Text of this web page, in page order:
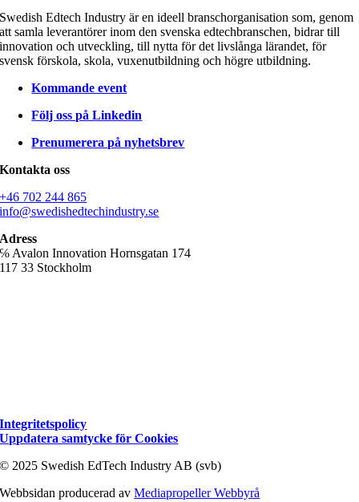
Swedish Edtech Industry är en ideell branschorganisation som, genom
att samla leverantörer inom den svenska edtechbranschen, bidrar till
innovation och utveckling, till nytta för det livslånga lärandet, för
svensk förskola, skola, vuxenutbildning och högre utbildning.
Kommande event
Följ oss på Linkedin
Prenumerera på nyhetsbrev
Kontakta oss
+46 702 244 865
info@swedishedtechindustry.se
Adress
℅ Avalon Innovation Hornsgatan 174
117 33 Stockholm
Integritetspolicy
Uppdatera samtycke för Cookies
© 2025 Swedish EdTech Industry AB (svb)
Webbsidan producerad avMediapropeller Webbyrå